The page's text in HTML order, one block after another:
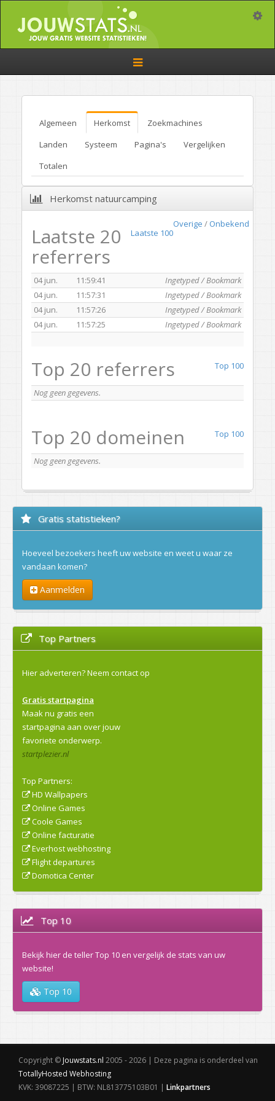
Toggle
navigation
Algemeen Herkomst
Zoekmachines
Landen
Systeem Pagina's
Vergelijken
Totalen
Herkomst natuurcamping
Overige / Onbekend
Laatste 100
Laatste 20
referrers
04 jun. 11:59:41
Ingetyped / Bookmark
04 jun.
11:57:31
Ingetyped / Bookmark
04 jun.
11:57:26
Ingetyped / Bookmark
04 jun.
11:57:25 Ingetyped / Bookmark
Top 100
Top 20 referrers
Nog geen gegevens.
Top 100
Top 20 domeinen
Nog geen gegevens.
Gratis statistieken?
Hoeveel bezoekers heeft uw website en weet u waar ze
vandaan komen?
Aanmelden
Top Partners
Hier adverteren?Neem contact op
Gratis startpagina
Maak nu gratis een
startpagina aan over jouw
favoriete onderwerp.
startplezier.nl
Top Partners:
HD Wallpapers
Online Games
Coole Games
Online facturatie
Everhost webhosting
Flight departures
Domotica Center
Top 10
Bekijk hier de teller Top 10 en vergelijk de stats van uw
website!
Top 10
Copyright © Jouwstats.nl 2005 - 2026 | Deze pagina is onderdeel van
TotallyHosted Webhosting
KVK: 39087225 | BTW: NL813775103B01 | Linkpartners